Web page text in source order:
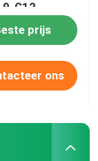
G12
prijs
ons